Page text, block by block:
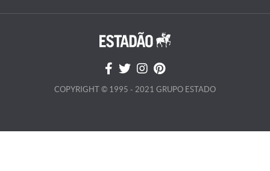
COPYRIGHT © 1995 - 2021 GRUPO ESTADO